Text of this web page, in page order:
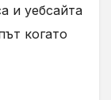
и уебсайта
когато